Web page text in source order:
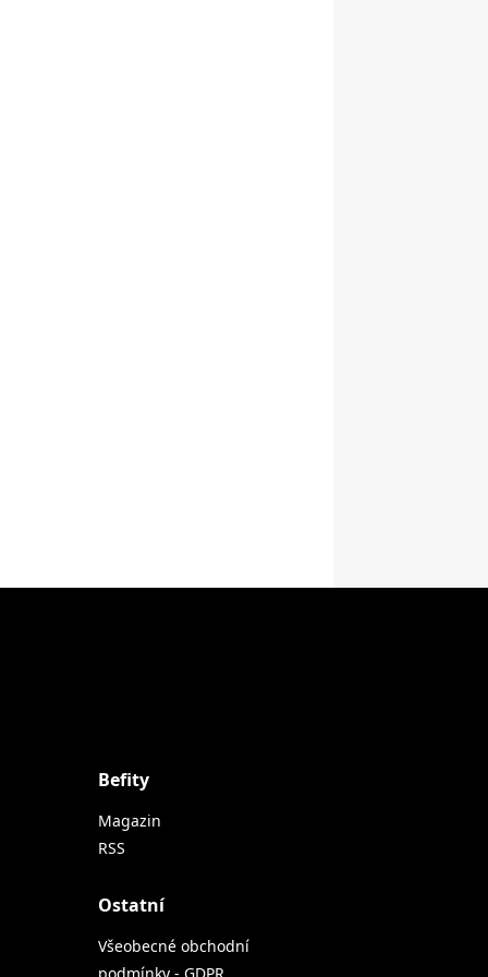
Befity
Magazin
RSS
Ostatní
Všeobecné obchodní